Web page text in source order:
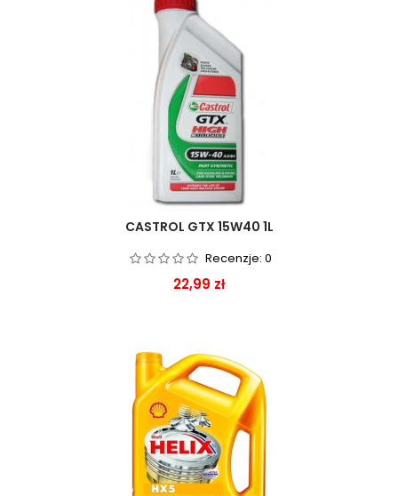
CASTROL GTX 15W40 1L
Recenzje: 0
Cena
22,99 zł